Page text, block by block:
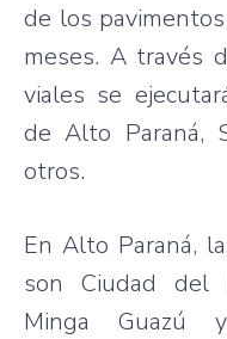
de los
meses. A través
viales se
de Alto Paraná,
otros.
En Alto Paraná,
son Ciudad del
Minga